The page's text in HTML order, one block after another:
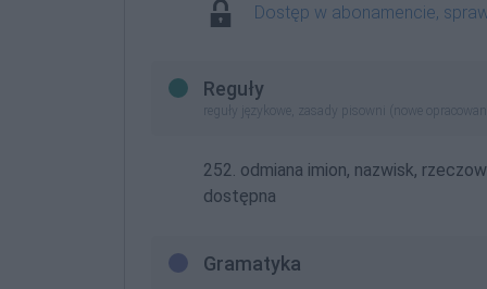
Dostęp w abonamencie,
Reguły
reguły językowe, zasady pisowni (nowe
252. odmiana imion, nazwisk,
dostępna
Gramatyka